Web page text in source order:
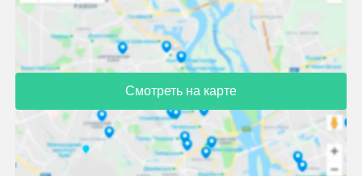
Смотреть на карте